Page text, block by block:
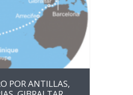
POR ANTILLAS,